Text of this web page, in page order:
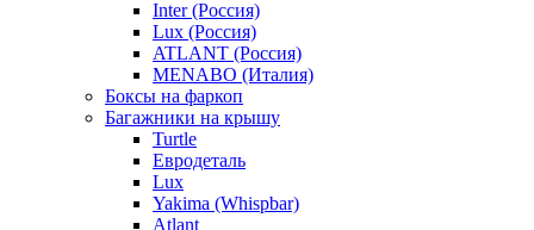
Inter (Россия)
Lux (Россия)
ATLANT (Россия)
MENABO (Италия)
Боксы на фаркоп
Багажники на крышу
Turtle
Евродеталь
Lux
Yakima (Whispbar)
Atlant